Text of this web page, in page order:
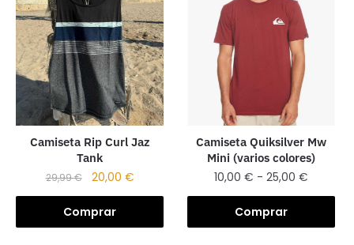
Camiseta Rip Curl Jaz
Tank
29,99€ 20,00 €
Comprar
Camiseta Quiksilver Mw
Mini (varios colores)
10,00€ - 25,00€
Comprar